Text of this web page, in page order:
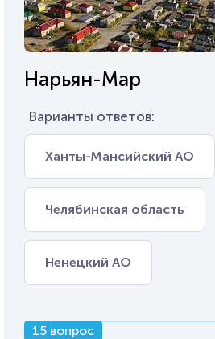
Нарьян-Мар
Варианты ответов:
Ханты-Мансийский АО
Челябинская область
Ненецкий АО
15 вопрос